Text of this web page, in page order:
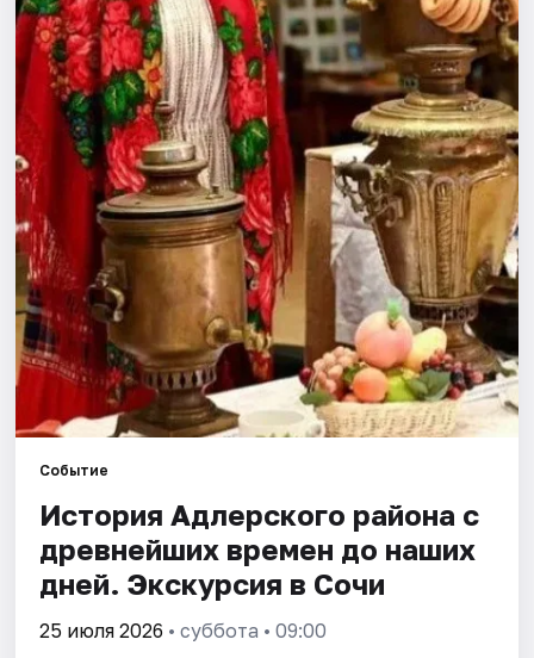
Города
Площадки
Артисты
Рейтинги
Событие
История Адлерского района с
древнейших времен до наших
дней. Экскурсия в Сочи
25 июля 2026 • суббота • 09:00